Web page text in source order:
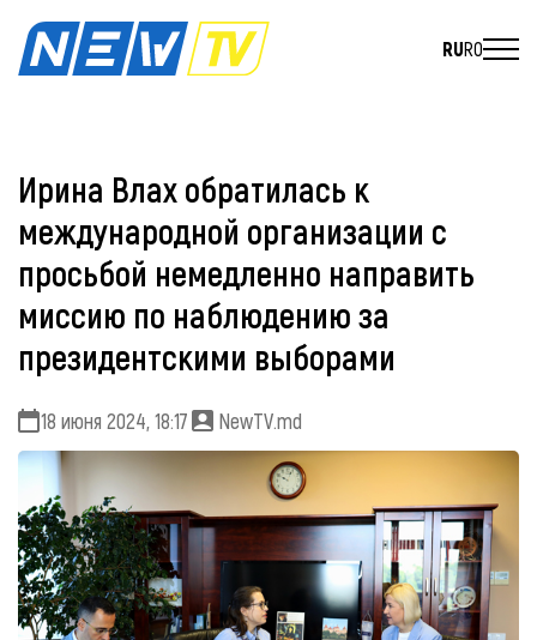
RURO
Ирина Влах обратилась к
международной организации с
просьбой немедленно направить
миссию по наблюдению за
президентскими выборами
18 июня 2024, 18:17 NewTV.md